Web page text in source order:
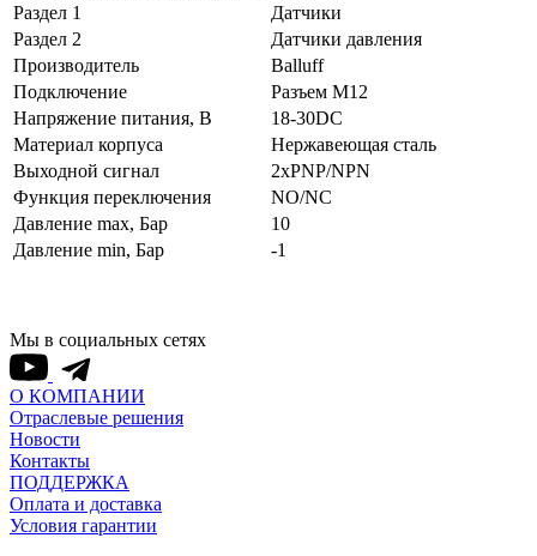
Раздел 1
Датчики
Раздел 2
Датчики давления
Производитель
Balluff
Подключение
Разъем M12
Напряжение питания, В
18-30DC
Материал корпуса
Нержавеющая сталь
Выходной сигнал
2xPNP/NPN
Функция переключения
NO/NC
Давление max, Бар
10
Давление min, Бар
-1
Мы в социальных сетях
О КОМПАНИИ
Отраслевые решения
Новости
Контакты
ПОДДЕРЖКА
Оплата и доставка
Условия гарантии